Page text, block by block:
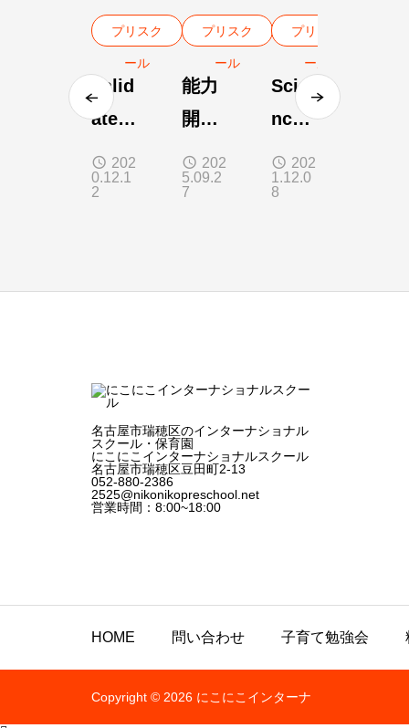
プリスク
ール
Valid
ate
your
child
202
0.12.1
2
プリスク
ール
能力
開発
教
材
し
202
5.09.2
7
プリスク
ール
Scie
nce
Clas
s:
202
1.12.0
8
名古屋市瑞穂区のインターナショナル
スクール・保育園
にこにこインターナショナルスクール
名古屋市瑞穂区豆田町2-13
052-880-2386
2525@nikonikopreschool.net
営業時間：8:00~18:00
HOME 問い合わせ 子育て勉強会
Copyright © 2026 にこにこインターナ